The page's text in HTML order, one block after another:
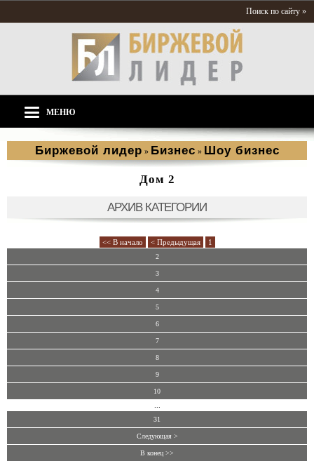
Поиск по сайту »
МЕНЮ
Биржевой лидер » Бизнес » Шоу бизнес
Дом 2
АРХИВ КАТЕГОРИИ
<< В начало < Предыдущая 1
2
3
4
5
6
7
8
9
10
31
Следующая >
В конец >>